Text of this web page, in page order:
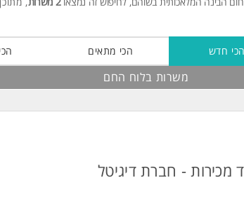
הכי חדש הכי מתאים
משרות בלוח החם
- חברת דיגיטל